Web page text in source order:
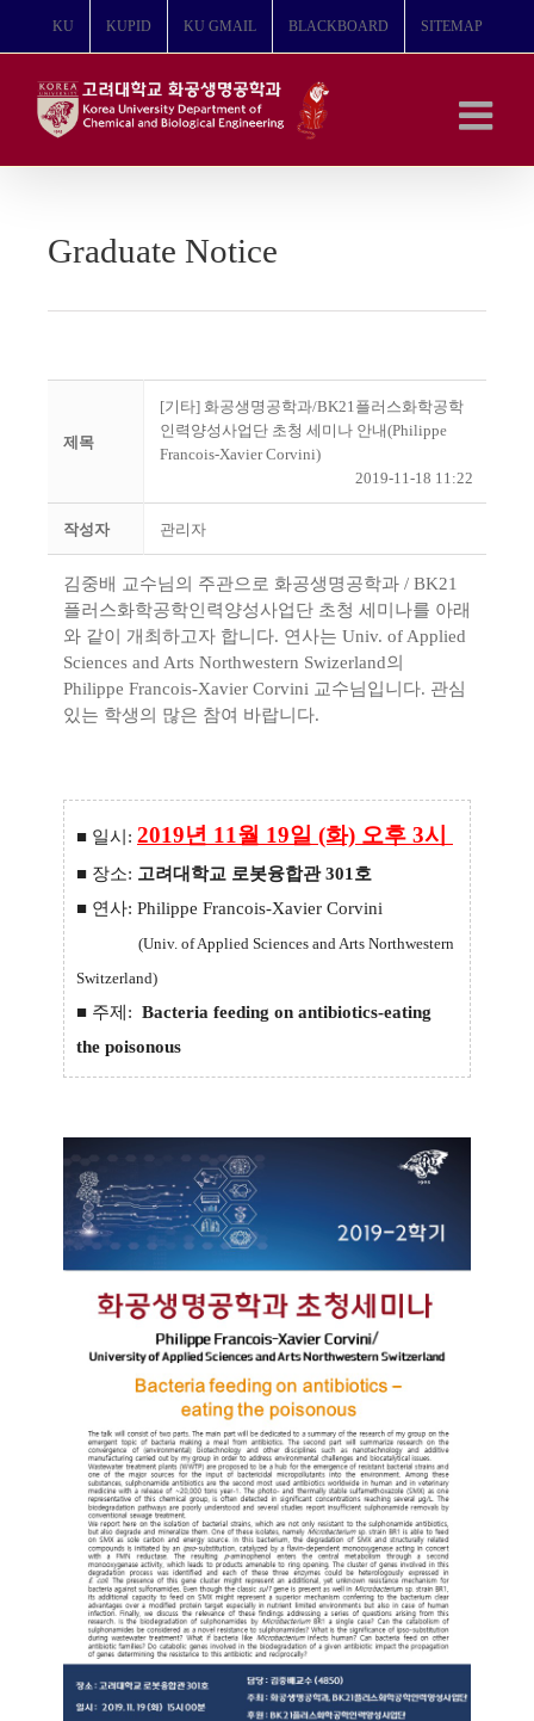
뛰
KU KUPID KU GMAIL BLACKBOARD SITEMAP
Graduate Notice
제목
[기타] 화공생명공학과/BK21플러스화학공학
인력양성사업단 초청 세미나 안내(Philippe
Francois-Xavier Corvini)
2019-11-18 11:22
작성자 관리자
김중배 교수님의 주관으로 화공생명공학과 / BK21
플러스화학공학인력양성사업단 초청 세미나를 아래
와 같이 개최하고자 합니다. 연사는 Univ. of Applied
Sciences and Arts Northwestern Swizerland의
Philippe Francois-Xavier Corvini 교수님입니다. 관심
있는 학생의 많은 참여 바랍니다.
■ 일시: 2019년 11월 19일 (화) 오후 3시
■ 장소: 고려대학교 로봇융합관 301호
■ 연사: Philippe Francois-Xavier Corvini
(Univ. of Applied Sciences and Arts Northwestern
Switzerland)
■ 주제: Bacteria feeding on antibiotics-eating
the poisonous